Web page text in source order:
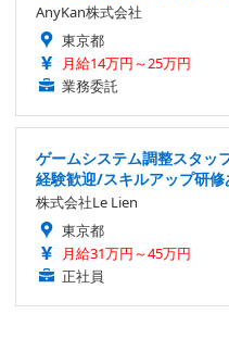
AnyKan株式会社
東京都
月給14万円～25万円
業務委託
ゲームシステム調整スタッ
経験歓迎/スキルアップ研
株式会社Le Lien
東京都
月給31万円～45万円
正社員